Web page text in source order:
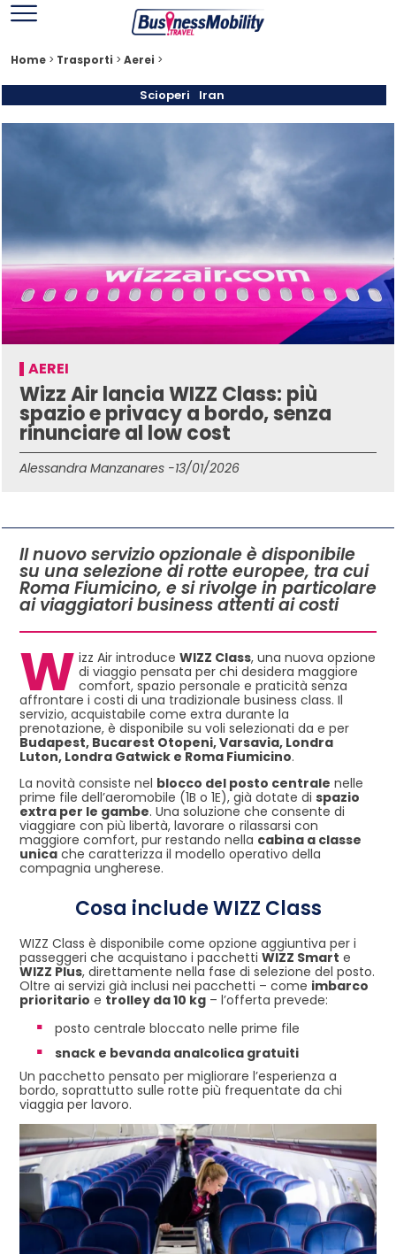
Home > Trasporti > Aerei >
Scioperi Iran
AEREI
Wizz Air lancia WIZZ Class: più
spazio e privacy a bordo, senza
rinunciare al low cost
Alessandra Manzanares -13/01/2026
Il nuovo servizio opzionale è disponibile
su una selezione di rotte europee, tra cui
Roma Fiumicino, e si rivolge in particolare
ai viaggiatori business attenti ai costi
W izz Air introduce WIZZ Class, una nuova opzione
di viaggio pensata per chi desidera maggiore
comfort, spazio personale e praticità senza
affrontare i costi di una tradizionale business class. Il
servizio, acquistabile come extra durante la
prenotazione, è disponibile su voli selezionati da e per
Budapest, Bucarest Otopeni, Varsavia, Londra
Luton, Londra Gatwick e Roma Fiumicino.
La novità consiste nel blocco del posto centrale nelle
prime file dell’aeromobile (1B o 1E), già dotate di spazio
extra per le gambe. Una soluzione che consente di
viaggiare con più libertà, lavorare o rilassarsi con
maggiore comfort, pur restando nella cabina a classe
unica che caratterizza il modello operativo della
compagnia ungherese.
Cosa include WIZZ Class
WIZZ Class è disponibile come opzione aggiuntiva per i
passeggeri che acquistano i pacchetti WIZZ Smart e
WIZZ Plus, direttamente nella fase di selezione del posto.
Oltre ai servizi già inclusi nei pacchetti – come imbarco
prioritario e trolley da 10 kg – l’offerta prevede:
posto centrale bloccato nelle prime file
snack e bevanda analcolica gratuiti
Un pacchetto pensato per migliorare l’esperienza a
bordo, soprattutto sulle rotte più frequentate da chi
viaggia per lavoro.